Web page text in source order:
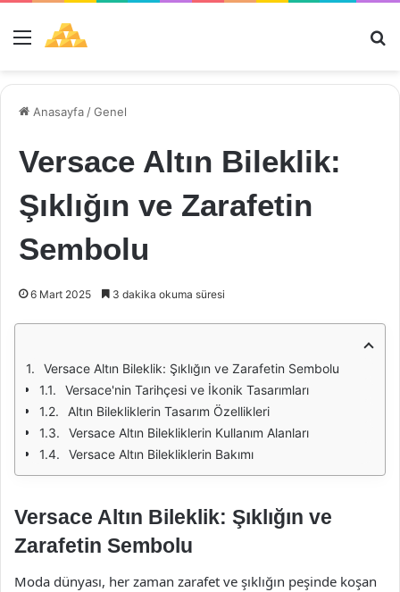
Menü
Anasayfa /Genel
Versace Altın Bileklik:
Şıklığın ve Zarafetin
Sembolu
6 Mart 2025 3 dakika okuma süresi
Versace Altın Bileklik: Şıklığın ve Zarafetin Sembolu
Versace'nin Tarihçesi ve İkonik Tasarımları
Altın Bilekliklerin Tasarım Özellikleri
Versace Altın Bilekliklerin Kullanım Alanları
Versace Altın Bilekliklerin Bakımı
Versace Altın Bileklik: Şıklığın ve
Zarafetin Sembolu
Moda dünyası, her zaman zarafet ve şıklığın peşinde koşan